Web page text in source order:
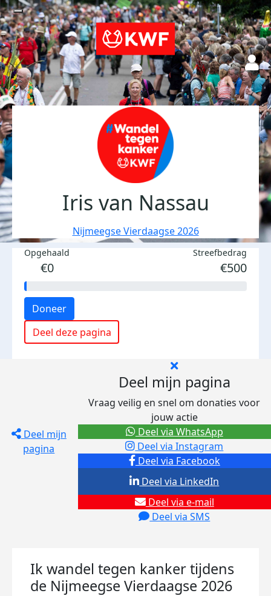
Iris van Nassau
Nijmeegse Vierdaagse 2026
Opgehaald
€0
Streefbedrag
€500
Doneer
Deel deze pagina
Deel mijn
pagina
Deel mijn pagina
Vraag veilig en snel om donaties voor
jouw actie
Deel via Facebook
Deel via Instagram
Deel via e-mail
Deel via SMS
Deel via LinkedIn
Deel via WhatsApp
Ik wandel tegen kanker tijdens
de Nijmeegse Vierdaagse 2026